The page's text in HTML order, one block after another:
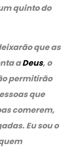
quinto do
que as
aDeus, o
permitirão
que
comerem,
Eu sou o